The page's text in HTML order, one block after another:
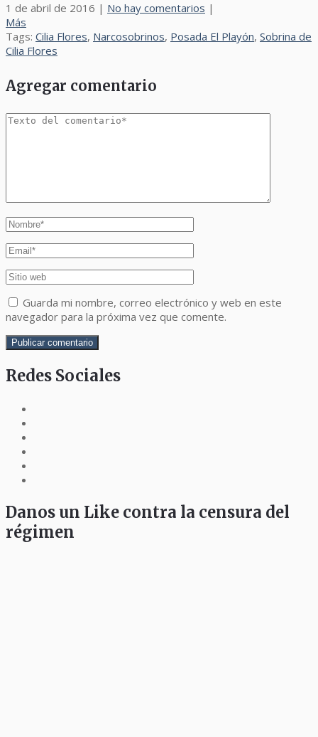
1 de abril de 2016 | No hay comentarios |
Más
Tags: Cilia Flores, Narcosobrinos, Posada El Playón, Sobrina de
Cilia Flores
Agregar comentario
Guarda mi nombre, correo electrónico y web en este
navegador para la próxima vez que comente.
Redes Sociales
Danos un Like contra la censura del
régimen